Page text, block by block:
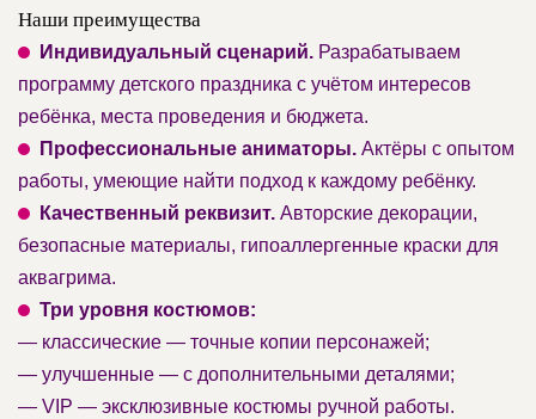
Наши преимущества
Индивидуальный сценарий. Разрабатываем
программу детского праздника с учётом интересов
ребёнка, места проведения и бюджета.
Профессиональные аниматоры. Актёры с опытом
работы, умеющие найти подход к каждому ребёнку.
Качественный реквизит. Авторские декорации,
безопасные материалы, гипоаллергенные краски для
аквагрима.
Три уровня костюмов:
— классические — точные копии персонажей;
— улучшенные — с дополнительными деталями;
— VIP — эксклюзивные костюмы ручной работы.